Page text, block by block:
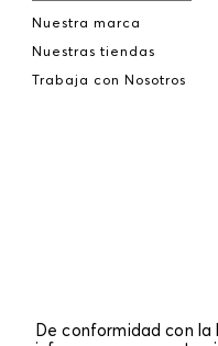
Nuestra marca
Nuestras tiendas
Trabaja con Nosotros
De conformidad con